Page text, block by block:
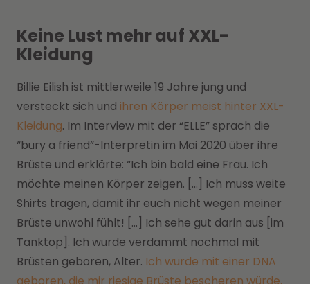
Keine Lust mehr auf XXL-
Kleidung
Billie Eilish ist mittlerweile 19 Jahre jung und
versteckt sich und ihren Körper meist hinter XXL-
Kleidung. Im Interview mit der “ELLE” sprach die
“bury a friend”-Interpretin im Mai 2020 über ihre
Brüste und erklärte: “Ich bin bald eine Frau. Ich
möchte meinen Körper zeigen. […] Ich muss weite
Shirts tragen, damit ihr euch nicht wegen meiner
Brüste unwohl fühlt! […] Ich sehe gut darin aus [im
Tanktop]. Ich wurde verdammt nochmal mit
Brüsten geboren, Alter. Ich wurde mit einer DNA